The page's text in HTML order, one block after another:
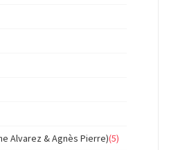
Alvarez & Agnès Pierre)(5)